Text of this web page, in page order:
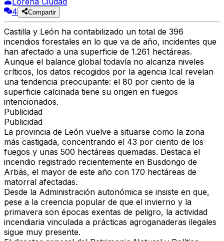
4
Compartir
Castilla y León ha contabilizado un total de 396
incendios forestales en lo que va de año, incidentes que
han afectado a una superficie de 1.261 hectáreas.
Aunque el balance global todavía no alcanza niveles
críticos, los datos recogidos por la agencia Ical revelan
una tendencia preocupante: el 80 por ciento de la
superficie calcinada tiene su origen en fuegos
intencionados.
Publicidad
Publicidad
La provincia de León vuelve a situarse como la zona
más castigada, concentrando el 43 por ciento de los
fuegos y unas 500 hectáreas quemadas. Destaca el
incendio registrado recientemente en Busdongo de
Arbás, el mayor de este año con 170 hectáreas de
matorral afectadas.
Desde la Administración autonómica se insiste en que,
pese a la creencia popular de que el invierno y la
primavera son épocas exentas de peligro, la actividad
incendiaria vinculada a prácticas agroganaderas ilegales
sigue muy presente.